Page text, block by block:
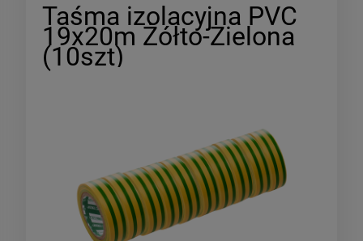
Taśma izolacyjna PVC
19x20m Żółto-Zielona
(10szt)